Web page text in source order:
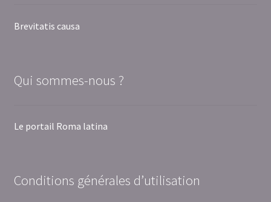
Brevitatis causa
Qui sommes-nous ?
Le portail Roma latina
Conditions générales d’utilisation